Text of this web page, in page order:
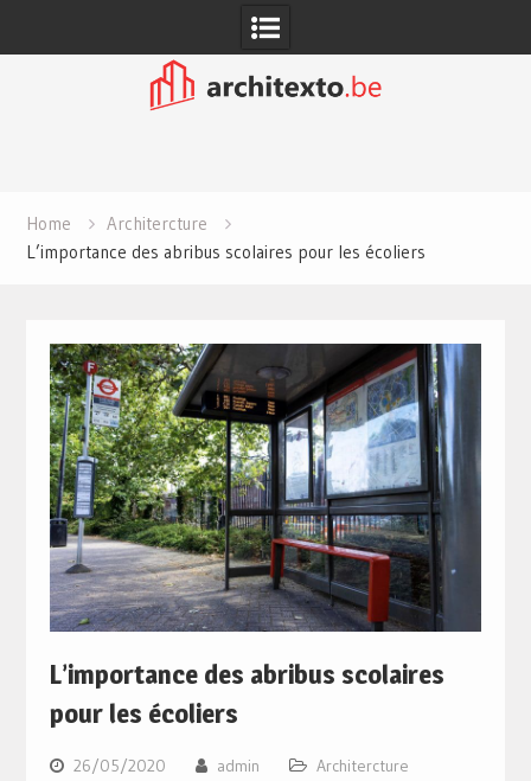
Home
Architercture
L’importance des abribus scolaires pour les écoliers
L’importance des abribus scolaires
pour les écoliers
26/05/2020 admin Architercture